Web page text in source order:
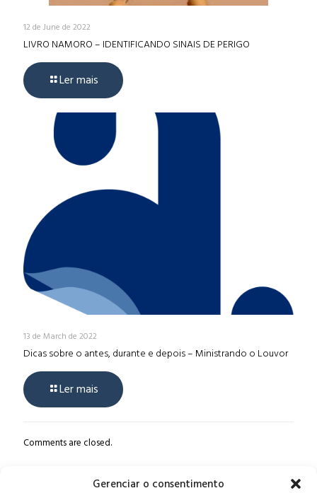
Gerenciar o consentimento
12 de June de 2022
LIVRO NAMORO – IDENTIFICANDO SINAIS DE PERIGO
Ler mais
13 de March de 2022
Dicas sobre o antes, durante e depois – Ministrando o Louvor
Ler mais
Comments are closed.